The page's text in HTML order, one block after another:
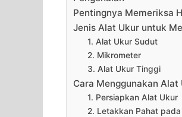
Pentingnya Memeriksa
Jenis Alat Ukur untuk
1. Alat Ukur Sudut
2. Mikrometer
3. Alat Ukur Tinggi
Cara Menggunakan
1. Persiapkan Alat Ukur
2. Letakkan Pahat